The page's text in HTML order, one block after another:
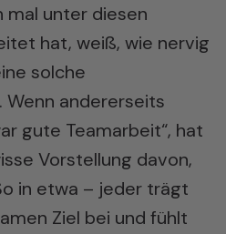
mal unter diesen
hat, weiß, wie nervig
solche
andererseits
gute Teamarbeit“, hat
Vorstellung davon,
in etwa – jeder trägt
Ziel bei und fühlt